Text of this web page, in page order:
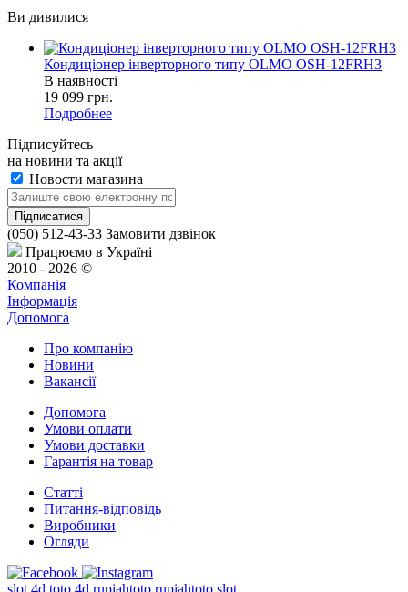
Ви дивилися
Кондиціонер інверторного типу OLMO OSH-12FRH3
В наявності
19 099 грн.
Подробнее
Підписуйтесь
на новини та акції
Новости магазина
(050) 512-43-33 Замовити дзвінок
Працюємо в Україні
2010 - 2026 ©
Компанія
Інформація
Допомога
Про компанію
Новини
Вакансії
Допомога
Умови оплати
Умови доставки
Гарантія на товар
Статті
Питання-відповідь
Виробники
Огляди